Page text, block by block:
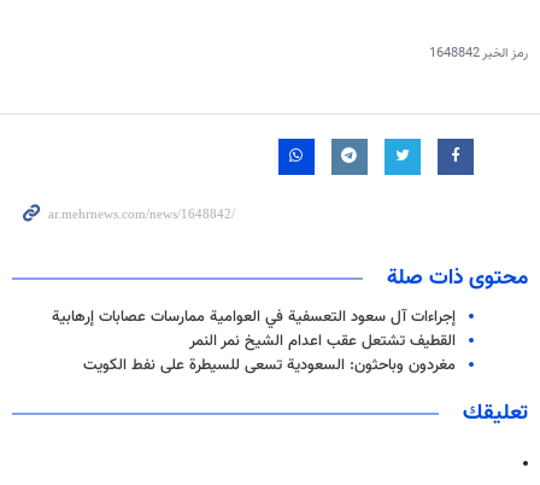
رمز الخبر1648842
محتوى ذات صلة
إجراءات آل سعود التعسفية في العوامية ممارسات عصابات إرهابية
القطيف تشتعل عقب اعدام الشيخ نمر النمر
مغردون وباحثون: السعودية تسعى للسيطرة على نفط الكويت
تعليقك